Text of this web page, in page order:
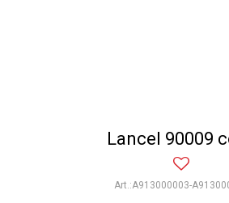
Lancel 90009
A913000003-